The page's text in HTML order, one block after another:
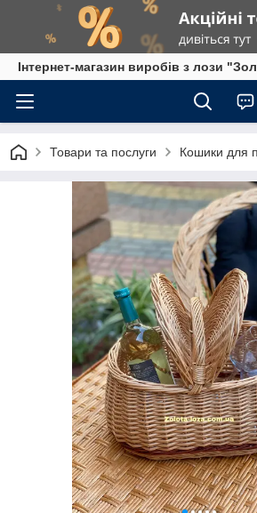
Інтернет-магазин виробів з лози
Товари та послуги Кошики для